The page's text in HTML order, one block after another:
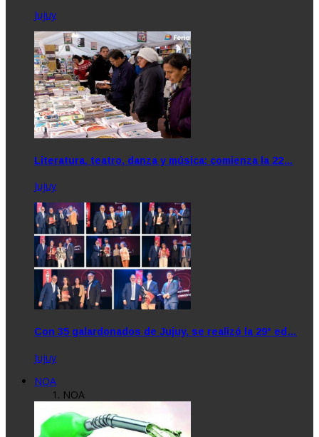
Jujuy
Literatura, teatro, danza y música: comienza la 22…
Jujuy
Con 35 galardonados de Jujuy, se realizó la 29° ed…
Jujuy
NOA
NOA